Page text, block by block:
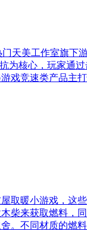
天美工作室旗
为核心，玩家通
戏竞速类产品主
取暖小游戏，这
柴来获取燃料，
。不同材质的燃